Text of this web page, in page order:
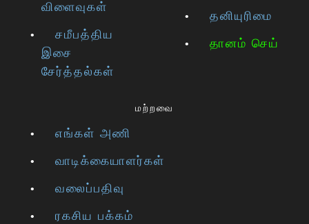
விளைவுகள்
சமீபத்திய
இசை
சேர்த்தல்கள்
தனியுரிமை
தானம் செய்
மற்றவை
எங்கள் அணி
வாடிக்கையாளர்கள்
வலைப்பதிவு
ரகசிய பக்கம்